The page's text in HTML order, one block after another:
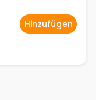
Hinzufügen